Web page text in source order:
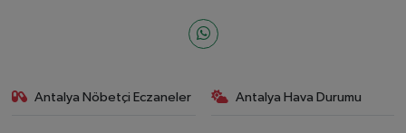
Antalya Nöbetçi Eczaneler Antalya Hava Durumu